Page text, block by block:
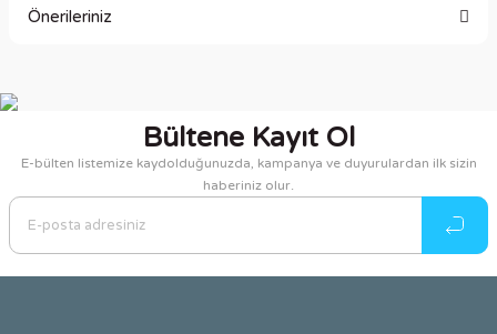
Önerileriniz
Görüş ve önerileriniz için teşekkür ederiz.
Ürün resmi kalitesiz, bozuk veya görüntülenemiyor.
Ürün açıklamasında eksik bilgiler bulunuyor.
Ürün bilgilerinde hatalar bulunuyor.
Bültene Kayıt Ol
E-bülten listemize kaydolduğunuzda, kampanya ve duyurulardan ilk sizin
haberiniz olur.